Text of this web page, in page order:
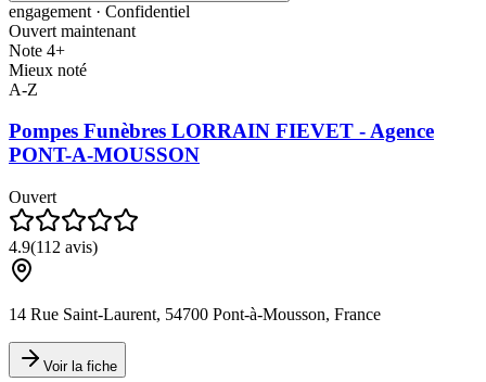
engagement · Confidentiel
Ouvert maintenant
Note 4+
Mieux noté
A-Z
Pompes Funèbres LORRAIN FIEVET - Agence
PONT-A-MOUSSON
Ouvert
4.9(112 avis)
14 Rue Saint-Laurent, 54700 Pont-à-Mousson, France
Voir la fiche